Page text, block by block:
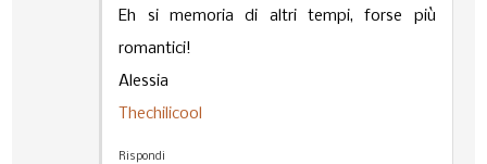
Eh si memoria di altri tempi, forse più
romantici!
Alessia
Thechilicool
Rispondi